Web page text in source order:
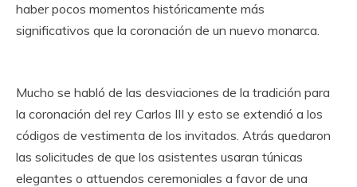
haber pocos momentos históricamente más
significativos que la coronación de un nuevo monarca.
Mucho se habló de las desviaciones de la tradición para
la coronación del rey Carlos III y esto se extendió a los
códigos de vestimenta de los invitados. Atrás quedaron
las solicitudes de que los asistentes usaran túnicas
elegantes o attuendos ceremoniales a favor de una